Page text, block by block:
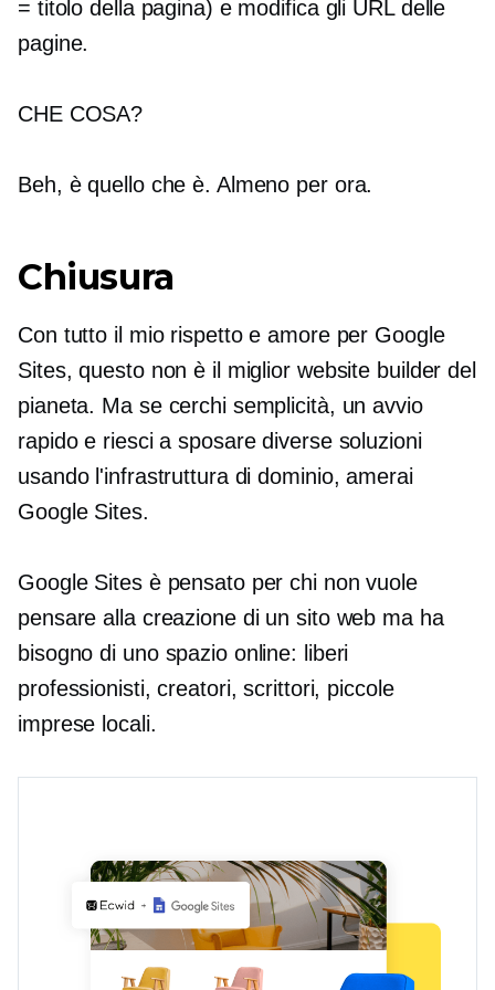
= titolo della pagina) e modifica gli URL delle
pagine.
CHE COSA?
Beh, è ​​quello che è. Almeno per ora.
Chiusura
Con tutto il mio rispetto e amore per Google
Sites, questo non è il miglior website builder del
pianeta. Ma se cerchi semplicità, un avvio
rapido e riesci a sposare diverse soluzioni
usando l'infrastruttura di dominio, amerai
Google Sites.
Google Sites è pensato per chi non vuole
pensare alla creazione di un sito web ma ha
bisogno di uno spazio online: liberi
professionisti, creatori, scrittori, piccole
imprese locali.